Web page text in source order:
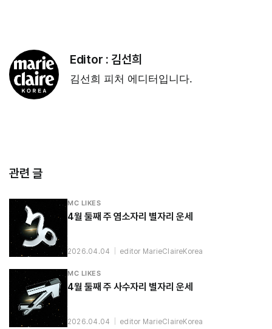
Editor : 김선희
김선희 피처 에디터입니다.
관련 글
MC LIKES
4월 둘째 주 염소자리 별자리 운세
2026.04.04 editor MarieClaireKorea
MC LIKES
4월 둘째 주 사수자리 별자리 운세
2026.04.04 editor MarieClaireKorea